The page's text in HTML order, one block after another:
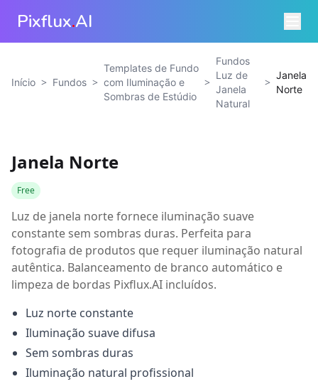
Pixflux.AI
Início > Fundos >
Templates de Fundo
com Iluminação e
Sombras de Estúdio
>
Fundos
Luz de
Janela
Natural
>
Janela
Norte
Janela Norte
Free
Luz de janela norte fornece iluminação suave
constante sem sombras duras. Perfeita para
fotografia de produtos que requer iluminação natural
autêntica. Balanceamento de branco automático e
limpeza de bordas Pixflux.AI incluídos.
Luz norte constante
Iluminação suave difusa
Sem sombras duras
Iluminação natural profissional